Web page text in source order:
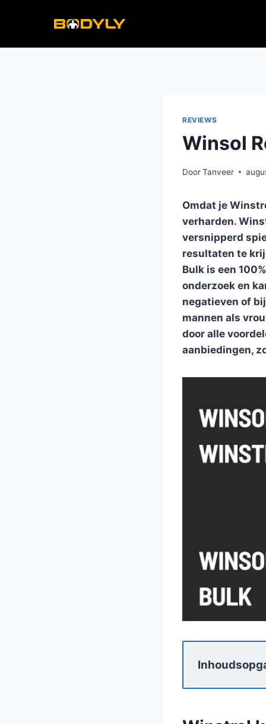
REVIEWS
Winsol
DoorTanveer
Omdat je
verharden.
versnipperd
resultaten te
Bulk is een
onderzoek en
negatieven of
mannen als
door alle
aanbiedingen,